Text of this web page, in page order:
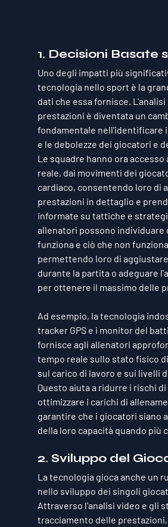
1. Decisioni Basate
Uno degli impatti più
tecnologia nello sport è la
dati che essa fornisce. L'analisi
prestazioni è diventata un
fondamentale nell'identificare
e le debolezze dei giocatori e
Le squadre hanno ora accesso
reale, dai movimenti dei
cardiaco, consentendo loro di
prestazioni in dettaglio e
informate su tattiche e
allenatori possono individuare
funziona e ciò che non
permettendo loro di
durante la partita o adeguare
per ottenere il massimo delle
Ad esempio, la tecnologia
tracker GPS e i monitor del
fornisce agli allenatori
tempo reale sullo stato fisico
sul carico di lavoro e sui livelli
Questo aiuta a ridurre i rischi
ottimizzare i carichi di
garantire che i giocatori siano
della loro capacità quando più
2. Sviluppo del
La tecnologia gioca anche un
nello sviluppo dei singoli
Attraverso l'analisi video e gli
tracciamento delle